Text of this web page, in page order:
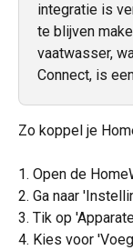
integratie is
te blijven
vaatwasser,
Connect, is
Zo koppel je
1. Open de
2. Ga naar
3. Tik op
4. Kies voor